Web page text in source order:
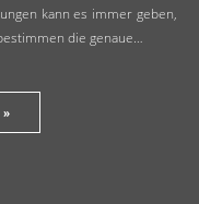
kann es immer geben,
die genaue…